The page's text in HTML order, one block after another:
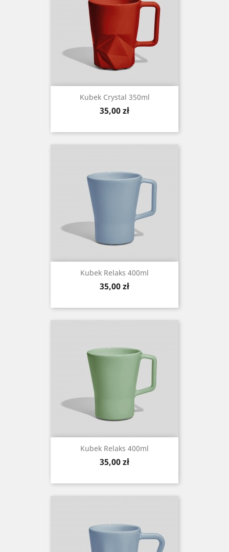
Kubek Crystal 350ml
Cena
35,00 zł
Kubek Relaks 400ml
Cena
35,00 zł
Kubek Relaks 400ml
Cena
35,00 zł